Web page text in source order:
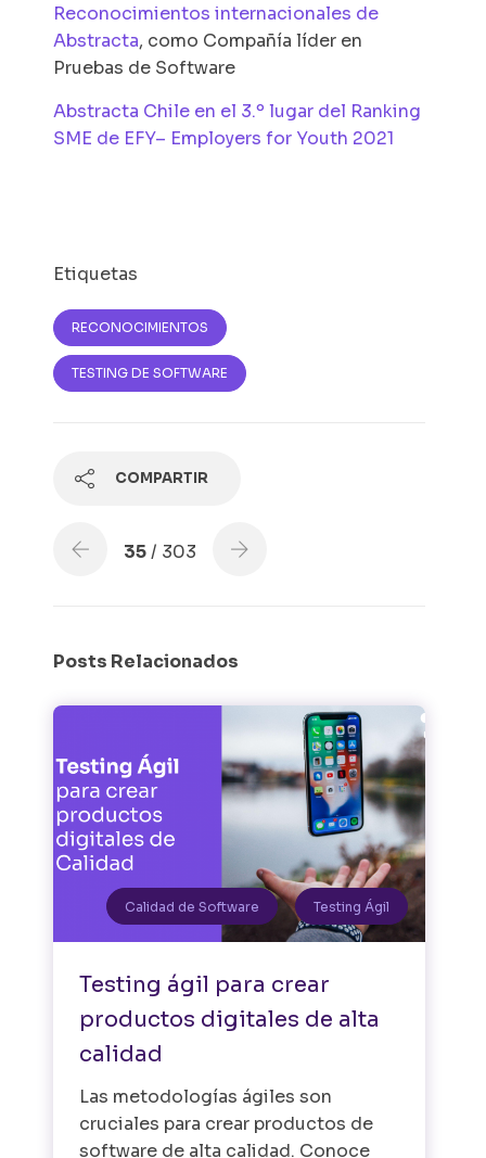
Reconocimientos internacionales de
Abstracta, como Compañía líder en
Pruebas de Software
Abstracta Chile en el 3.º lugar del Ranking
SME de EFY– Employers for Youth 2021
Etiquetas
RECONOCIMIENTOS
TESTING DE SOFTWARE
COMPARTIR
35/ 303
Posts Relacionados
Calidad de Software Testing Ágil
Testing ágil para crear
productos digitales de alta
calidad
Las metodologías ágiles son
cruciales para crear productos de
software de alta calidad. Conoce